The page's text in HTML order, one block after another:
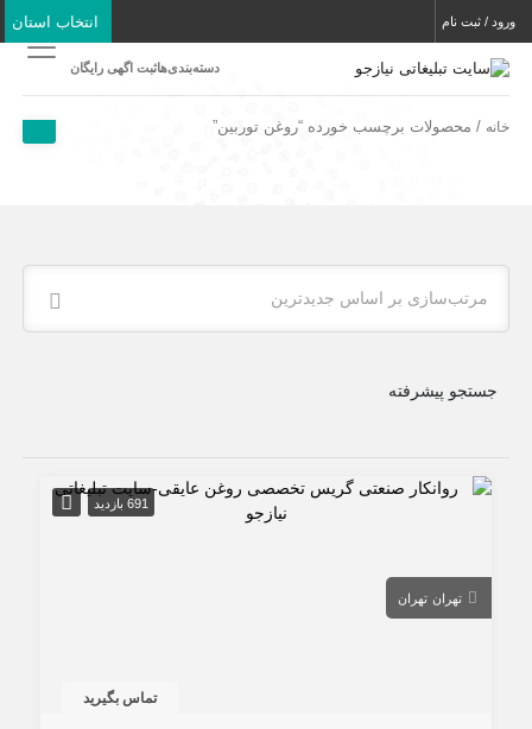
انتخاب استان ورود / ثبت نام
دسته‌بندی‌هاثبت اگهی رایگان
خانه / محصولات برچسب خورده “روغن توربین”
مرتب‌سازی بر اساس جدیدترین
جستجو پیشرفته
691 بازدید
تهران تهران
تماس بگیرید